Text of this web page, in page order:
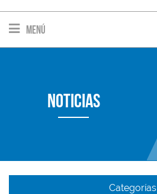
Menú
Noticias
Categorías